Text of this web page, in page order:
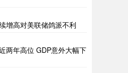
增高对美联储鸽派不利
两年高位 GDP意外大幅下